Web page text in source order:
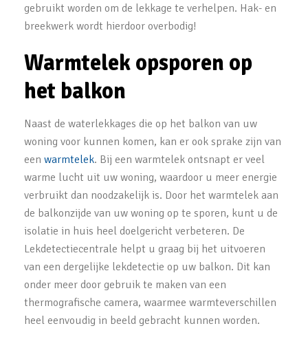
gebruikt worden om de lekkage te verhelpen. Hak- en
breekwerk wordt hierdoor overbodig!
Warmtelek opsporen op
het balkon
Naast de waterlekkages die op het balkon van uw
woning voor kunnen komen, kan er ook sprake zijn van
een warmtelek. Bij een warmtelek ontsnapt er veel
warme lucht uit uw woning, waardoor u meer energie
verbruikt dan noodzakelijk is. Door het warmtelek aan
de balkonzijde van uw woning op te sporen, kunt u de
isolatie in huis heel doelgericht verbeteren. De
Lekdetectiecentrale helpt u graag bij het uitvoeren
van een dergelijke lekdetectie op uw balkon. Dit kan
onder meer door gebruik te maken van een
thermografische camera, waarmee warmteverschillen
heel eenvoudig in beeld gebracht kunnen worden.